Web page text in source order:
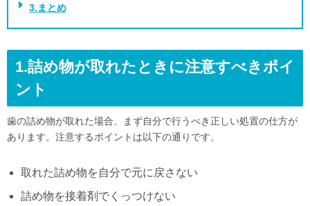
3.まとめ
1.詰め物が取れたときに注意すべきポイ
ント
歯の詰め物が取れた場合、まず自分で行うべき正しい処置の仕方が
あります。注意するポイントは以下の通りです。
取れた詰め物を自分で元に戻さない
詰め物を接着剤でくっつけない